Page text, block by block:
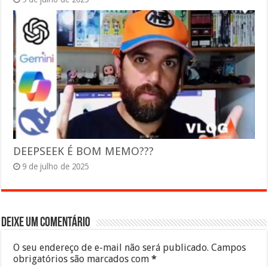
DEEPSEEK É BOM MEMO???
9 de julho de 2025
Deixe um comentário
O seu endereço de e-mail não será publicado. Campos
obrigatórios são marcados com*